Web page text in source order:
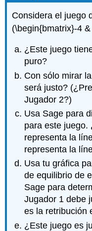
Considera el juego
(\begin{bmatrix}-4
¿Este juego
puro?
Con sólo mirar
será justo?
Jugador 2?)
Usa Sage para
para este juego.
representa la
representa la
Usa tu gráfica
de equilibrio de
Sage para
Jugador 1 debe
es la retribución
¿Este juego es